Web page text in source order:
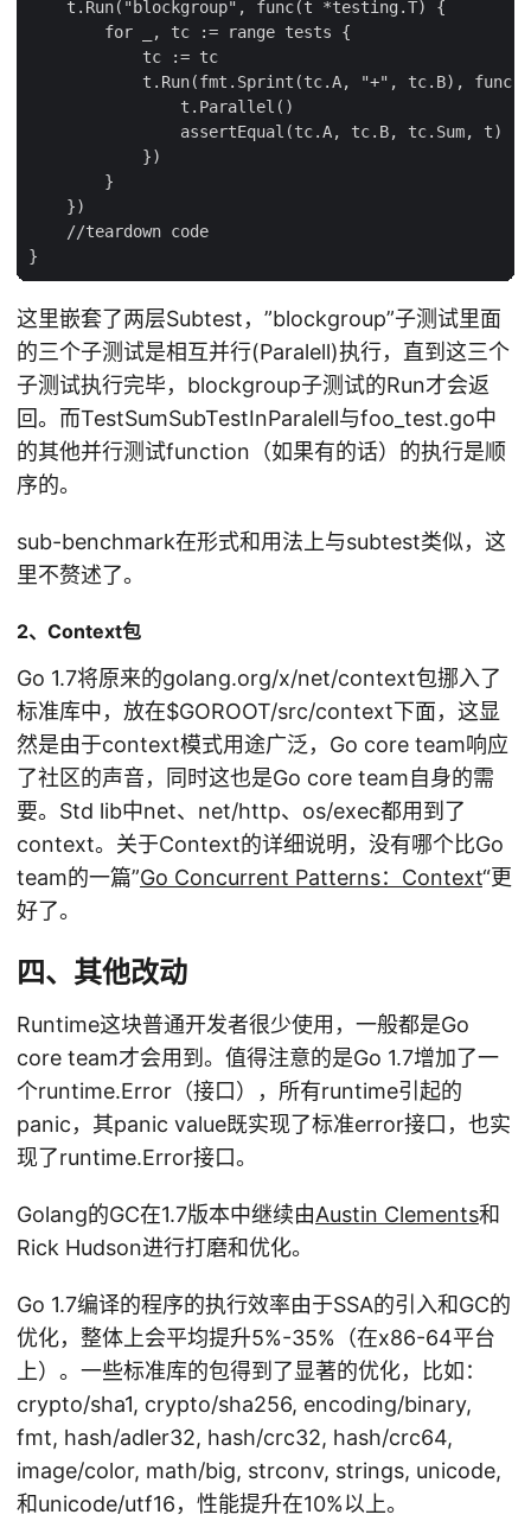
    t.Run("blockgroup", func(t *testing.T) {
        for _, tc := range tests {
            tc := tc
t.Run(fmt.Sprint(tc.A, "+", tc.B),
                t.Parallel()
                assertEqual(tc.A, tc.B, tc.Sum, t)
            })
        }
    })
    //teardown code
这里嵌套了两层Subtest，”blockgroup”子测试里面
的三个子测试是相互并行(Paralell)执行，直到这三个
子测试执行完毕，blockgroup子测试的Run才会返
回。而TestSumSubTestInParalell与foo_test.go中
的其他并行测试function（如果有的话）的执行是顺
序的。
sub-benchmark在形式和用法上与subtest类似，这
里不赘述了。
2、Context包
Go 1.7将原来的golang.org/x/net/context包挪入了
标准库中，放在$GOROOT/src/context下面，这显
然是由于context模式用途广泛，Go core team响应
了社区的声音，同时这也是Go core team自身的需
要。Std lib中net、net/http、os/exec都用到了
context。关于Context的详细说明，没有哪个比Go
team的一篇”Go Concurrent Patterns：Context“更
好了。
四、其他改动
Runtime这块普通开发者很少使用，一般都是Go
core team才会用到。值得注意的是Go 1.7增加了一
个runtime.Error（接口），所有runtime引起的
panic，其panic value既实现了标准error接口，也实
现了runtime.Error接口。
Golang的GC在1.7版本中继续由Austin Clements和
Rick Hudson进行打磨和优化。
Go 1.7编译的程序的执行效率由于SSA的引入和GC的
优化，整体上会平均提升5%-35%（在x86-64平台
上）。一些标准库的包得到了显著的优化，比如：
crypto/sha1, crypto/sha256, encoding/binary,
fmt, hash/adler32, hash/crc32, hash/crc64,
image/color, math/big, strconv, strings, unicode,
和unicode/utf16，性能提升在10%以上。